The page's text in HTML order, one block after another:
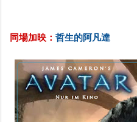
同場加映： 哲生的阿凡達